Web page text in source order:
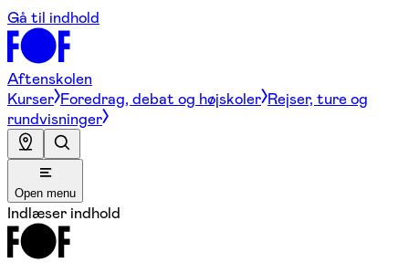
Gå til indhold
Aftenskolen
Kurser Foredrag, debat og højskoler Rejser, ture og
rundvisninger
Open menu
Indlæser indhold